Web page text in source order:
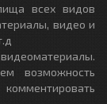
всех видов
видео и
возможность